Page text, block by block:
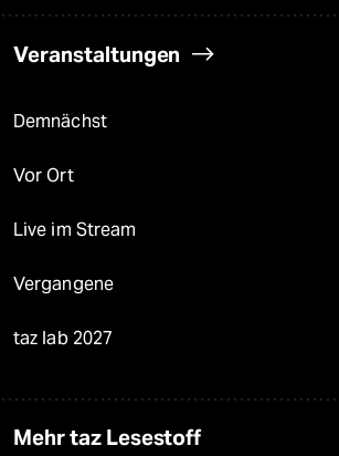
Veranstaltungen
Demnächst
Vor Ort
Live im Stream
Vergangene
taz lab 2027
Mehr taz Lesestoff